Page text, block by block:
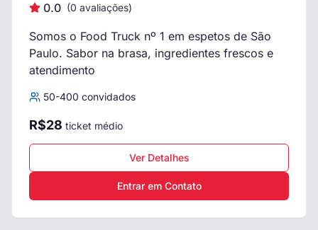
0.0 (0 avaliações)
Somos o Food Truck nº 1 em espetos de São
Paulo. Sabor na brasa, ingredientes frescos e
atendimento
50-400 convidados
R$28 ticket médio
Ver Detalhes
Entrar em Contato